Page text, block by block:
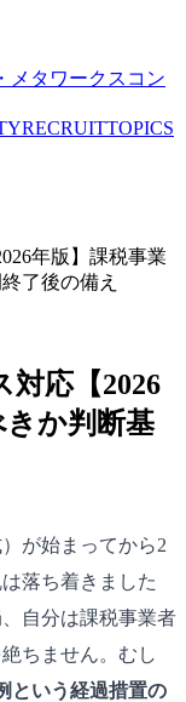
メタワークスコン
RECRUITTOPICS
年版】課税事業
了後の備え
応【2026
か判断基
が始まってから2
落ち着きました
自分は課税事業者
ちません。むし
という経過措置の